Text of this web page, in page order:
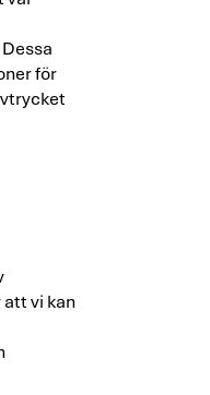
för
vi kan